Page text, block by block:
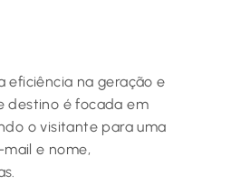
eficiência na geração e
destino é focada em
o visitante para uma
e nome,